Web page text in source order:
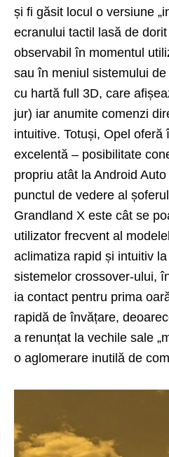
și fi găsit locul o versiune
ecranului tactil lasă de
observabil în momentul
sau în meniul sistemului
cu hartă full 3D, care
jur) iar anumite comenzi
intuitive. Totuși, Opel
excelentă – posibilitate
propriu atât la Android
punctul de vedere al
Grandland X este cât se
utilizator frecvent al
aclimatiza rapid și intuitiv
sistemelor crossover-ului,
ia contact pentru prima
rapidă de învățare,
a renunțat la vechile sale
o aglomerare inutilă de